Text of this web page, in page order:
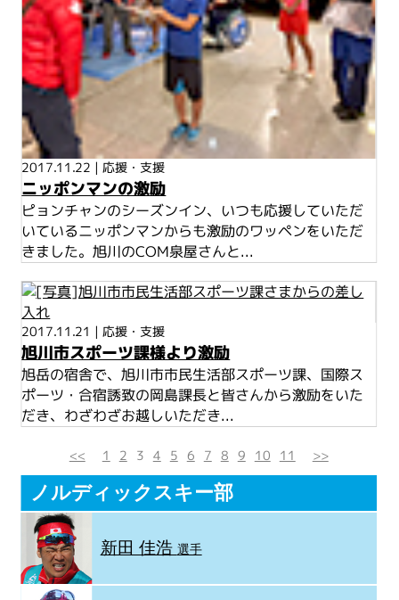
2017.11.22 | 応援・支援
ニッポンマンの激励
ピョンチャンのシーズンイン、いつも応援していただ
いているニッポンマンからも激励のワッペンをいただ
きました。旭川のCOM泉屋さんと...
2017.11.21 | 応援・支援
旭川市スポーツ課様より激励
旭岳の宿舎で、旭川市市民生活部スポーツ課、国際ス
ポーツ・合宿誘致の岡島課長と皆さんから激励をいた
だき、わざわざお越しいただき...
<< 1 2 3 4 5 6 7 8 9 10 11 >>
ノルディックスキー部
新田 佳浩 選手